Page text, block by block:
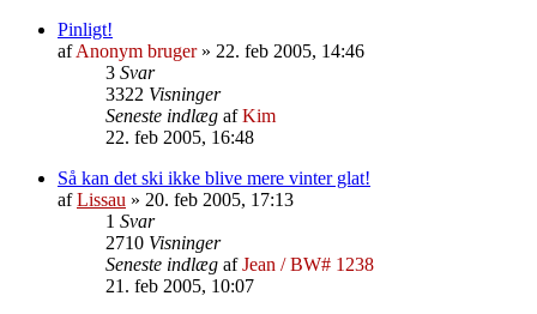
Pinligt!
afAnonym bruger» 22. feb 2005, 14:46
3 Svar
3322 Visninger
Seneste indlæg afKim
22. feb 2005, 16:48
Så kan det ski ikke blive mere vinter glat!
afLissau » 20. feb 2005, 17:13
1 Svar
2710 Visninger
Seneste indlæg afJean / BW# 1238
21. feb 2005, 10:07